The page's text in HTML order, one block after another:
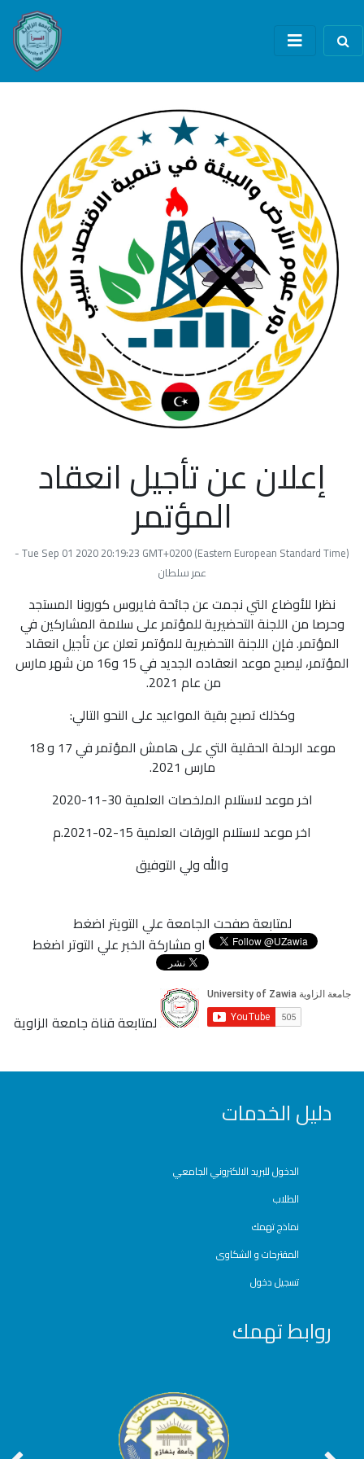
إعلان عن تأجيل انعقاد
المؤتمر
Tue Sep 01 2020 20:19:23 GMT+0200 (Eastern European Standard Time) -
عمر سلطان
نظرا للأوضاع التي نجمت عن جائحة فايروس كورونا المستجد
وحرصا من اللجنة التحضيرية للمؤتمر على سلامة المشاركين في
المؤتمر. فإن اللجنة التحضيرية للمؤتمر تعلن عن تأجيل انعقاد
المؤتمر، ليصبح موعد انعقاده الجديد في 15 و16 من شهر مارس
من عام 2021.
وكذلك تصبح بقية المواعيد على النحو التالي:
موعد الرحلة الحقلية التي على هامش المؤتمر في 17 و 18
مارس 2021.
اخر موعد لاستلام الملخصات العلمية 30-11-2020
اخر موعد لاستلام الورقات العلمية 15-02-2021.م
والله ولي التوفيق
لمتابعة صفحت الجامعة علي التويتر اضغط
او مشاركة الخبر علي التوتر اضغط
لمتابعة قناة جامعة الزاوية
دليل الخدمات
الدخول للبريد الالكتروني الجامعي
الطلاب
نماذج تهمك
المقترحات و الشكاوى
تسجيل دخول
روابط تهمك